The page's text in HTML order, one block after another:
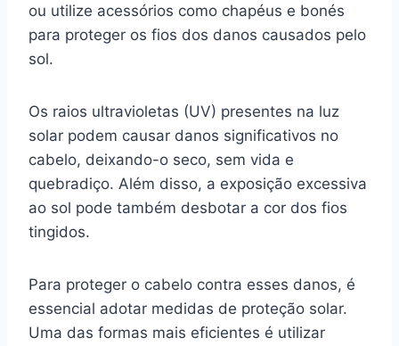
ou utilize acessórios como chapéus e bonés
para proteger os fios dos danos causados pelo
sol.
Os raios ultravioletas (UV) presentes na luz
solar podem causar danos significativos no
cabelo, deixando-o seco, sem vida e
quebradiço. Além disso, a exposição excessiva
ao sol pode também desbotar a cor dos fios
tingidos.
Para proteger o cabelo contra esses danos, é
essencial adotar medidas de proteção solar.
Uma das formas mais eficientes é utilizar